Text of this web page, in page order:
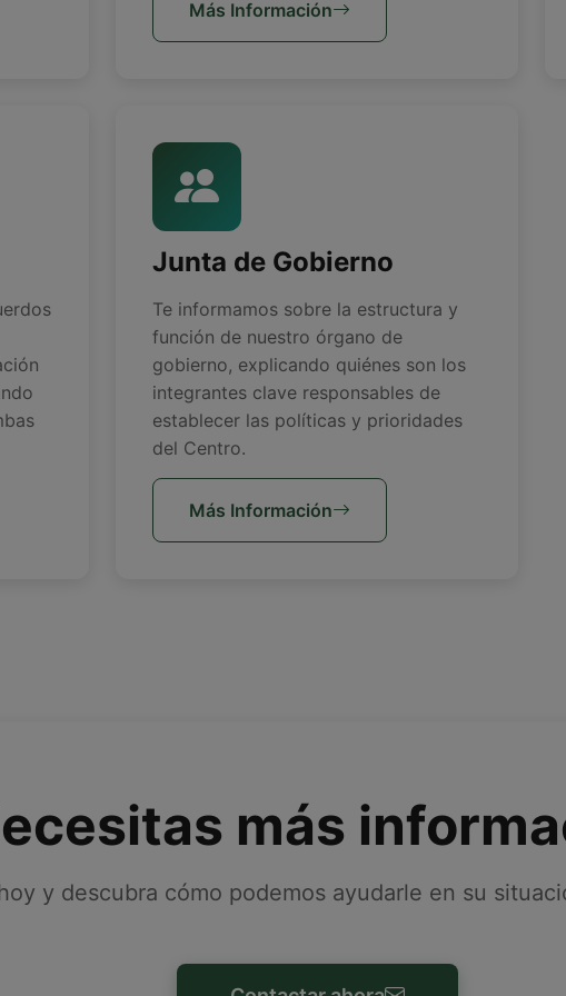
Más Información
Junta de Gobierno
Te informamos sobre la estructura y
función de nuestro órgano de
gobierno, explicando quiénes son los
integrantes clave responsables de
establecer las políticas y prioridades
del Centro.
Más Información
más
y descubra cómo podemos ayudarle en su